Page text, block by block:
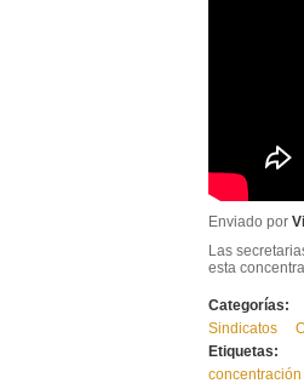
Enviado por
Las
esta
Categorías:
Sindicatos
Etiquetas:
concentración